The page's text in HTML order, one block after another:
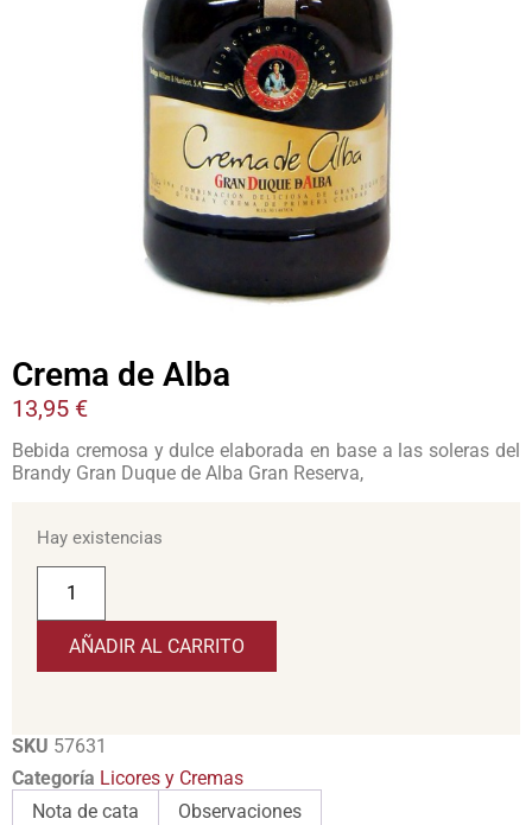
Crema de Alba
13,95 €
Bebida cremosa y dulce elaborada en base a las soleras del
Brandy Gran Duque de Alba Gran Reserva,
Hay existencias
AÑADIR AL CARRITO
SKU 57631
Categoría Licores y Cremas
Nota de cata
Observaciones